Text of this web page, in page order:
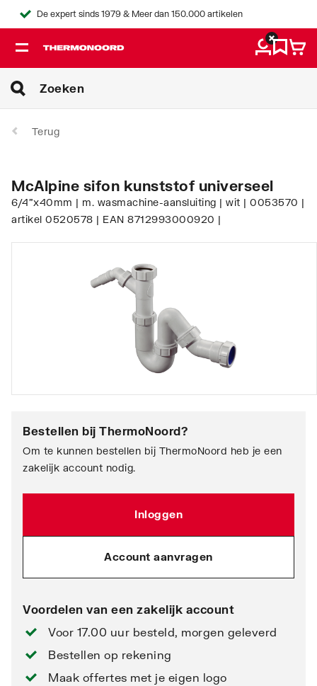
De expert sinds 1979 & Meer dan 150.000 artikelen
Terug
McAlpine sifon kunststof universeel
6/4"x40mm | m. wasmachine-aansluiting | wit | 0053570 |
artikel 0520578 | EAN 8712993000920 |
Bestellen bij ThermoNoord?
Om te kunnen bestellen bij ThermoNoord heb je een
zakelijk account nodig.
Inloggen
Account aanvragen
Voordelen van een zakelijk account
Voor 17.00 uur besteld, morgen geleverd
Bestellen op rekening
Maak offertes met je eigen logo